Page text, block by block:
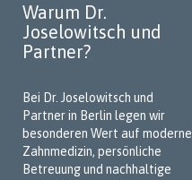
Warum Dr.
Joselowitsch und
Partner?
Bei Dr. Joselowitsch und
Partner in Berlin legen wir
besonderen Wert auf moderne
Zahnmedizin, persönliche
Betreuung und nachhaltige